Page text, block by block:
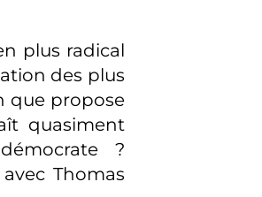
plus radical
des plus
que propose
quasiment
?
Thomas